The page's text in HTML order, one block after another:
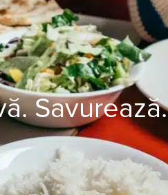
Savurează.